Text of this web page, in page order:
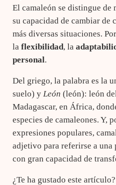
El camaleón se distingue de
su capacidad de cambiar de
más diversas situaciones.
la flexibilidad, la
personal.
Del griego, la palabra es la
suelo) y León (león): león
Madagascar, en África,
especies de camaleones. Y,
expresiones populares,
adjetivo para referirse a una
con gran capacidad de
¿Te ha gustado este